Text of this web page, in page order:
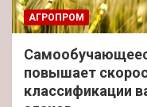
АГРОПРОМ
повышает
классификации